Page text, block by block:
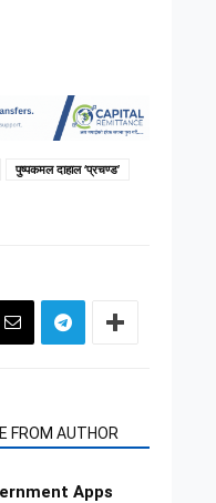
पुष्पकमल दाहाल ‘प्रचण्ड’
FROM AUTHOR
Apps